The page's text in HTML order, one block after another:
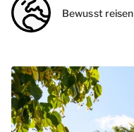
Bewusst reisen